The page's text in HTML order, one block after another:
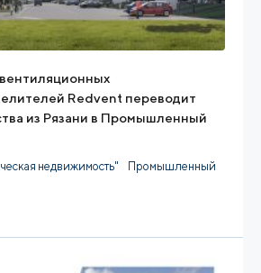
Redvent переводит
из Рязани в Промышленный
недвижимость"
Промышленный